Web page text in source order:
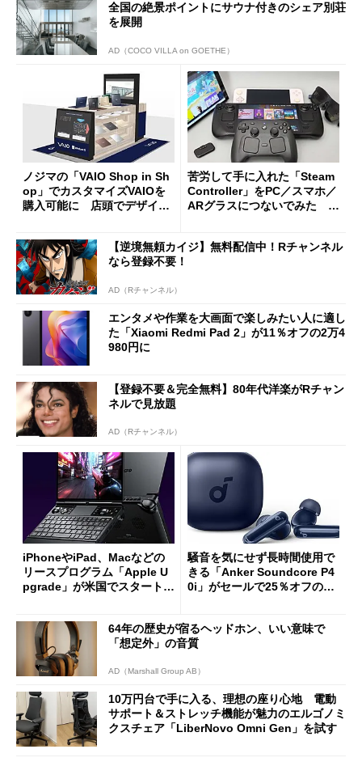
全国の絶景ポイントにサウナ付きのシェア別荘
を展開
AD（COCO VILLA on GOETHE）
ノジマの「VAIO Shop in Sh
op」でカスタマイズVAIOを
購入可能に 店頭でデザイン
苦労して手に入れた「Steam
Controller」をPC／スマホ／
ARグラスにつないでみた ゲ
【逆境無頼カイジ】無料配信中！Rチャンネル
なら登録不要！
AD（Rチャンネル）
エンタメや作業を大画面で楽しみたい人に適し
た「Xiaomi Redmi Pad 2」が11％オフの2万4
980円に
【登録不要＆完全無料】80年代洋楽がRチャン
ネルで見放題
AD（Rチャンネル）
iPhoneやiPad、Macなどの
リースプログラム「Apple U
pgrade」が米国でスタート／
ut」が明...
騒音を気にせず長時間使用で
きる「Anker Soundcore P4
0i」がセールで25％オフの59
64年の歴史が宿るヘッドホン、いい意味で
「想定外」の音質
AD（Marshall Group AB）
10万円台で手に入る、理想の座り心地 電動
サポート＆ストレッチ機能が魅力のエルゴノミ
クスチェア「LiberNovo Omni Gen」を試す